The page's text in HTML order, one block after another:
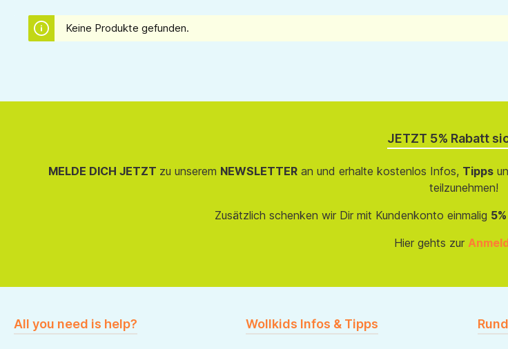
Keine Produkte gefunden.
JETZT 5% Rabatt
MELDE DICH JETZT zu unserem NEWSLETTERan und erhalte kostenlos Infos, Tipps
teilzunehmen!
Zusätzlich schenken wir Dir mit Kundenkonto einmalig
Hier gehts zur
All you need is help? Wollkids Infos & Tipps